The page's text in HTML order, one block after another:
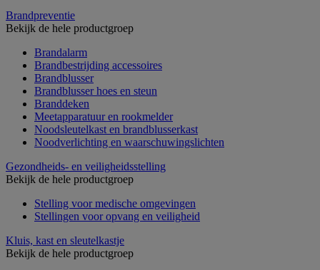
Brandpreventie
Bekijk de hele productgroep
Brandalarm
Brandbestrijding accessoires
Brandblusser
Brandblusser hoes en steun
Branddeken
Meetapparatuur en rookmelder
Noodsleutelkast en brandblusserkast
Noodverlichting en waarschuwingslichten
Gezondheids- en veiligheidsstelling
Bekijk de hele productgroep
Stelling voor medische omgevingen
Stellingen voor opvang en veiligheid
Kluis, kast en sleutelkastje
Bekijk de hele productgroep